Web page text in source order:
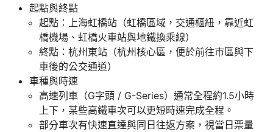
起點與終點
起點：上海虹橋站（虹橋區域，交通樞紐，靠近虹
橋機場、虹橋火車站與地鐵換乘線）
終點：杭州東站（杭州核心區，便於前往市區與下
車後的公交通道）
車種與時速
高速列車（G字頭 / G-Series）通常全程約1.5小時
上下，某些高鐵車次可以更短時速完成全程。
部分車次有快速直達與同日往返方案，視當日票量